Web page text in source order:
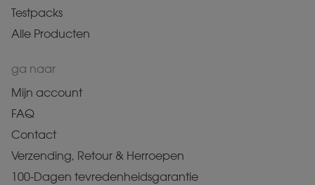
Testpacks
Alle Producten
ga naar
Mijn account
FAQ
Contact
Verzending, Retour & Herroepen
100-Dagen tevredenheidsgarantie